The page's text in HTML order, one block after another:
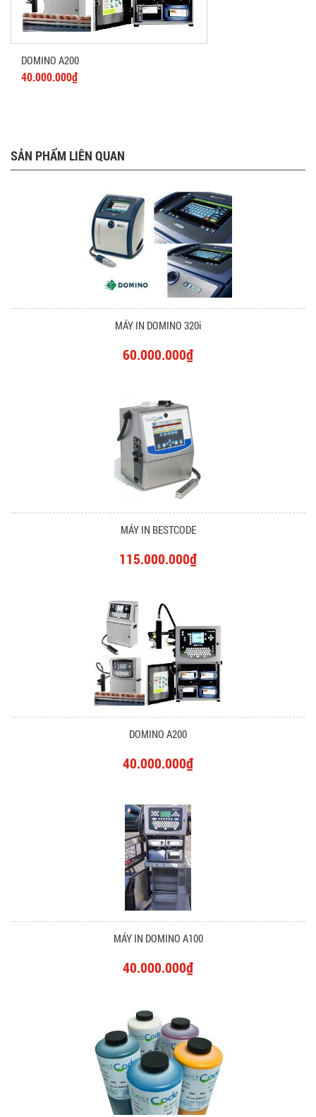
DOMINO A200
40.000.000₫
SẢN PHẨM LIÊN QUAN
MÁY IN DOMINO 320i
60.000.000₫
MÁY IN BESTCODE
115.000.000₫
DOMINO A200
40.000.000₫
MÁY IN DOMINO A100
40.000.000₫